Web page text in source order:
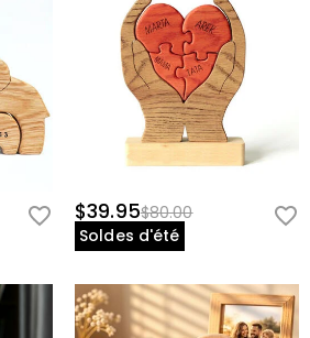
$39.95$80.00
Soldes d'été